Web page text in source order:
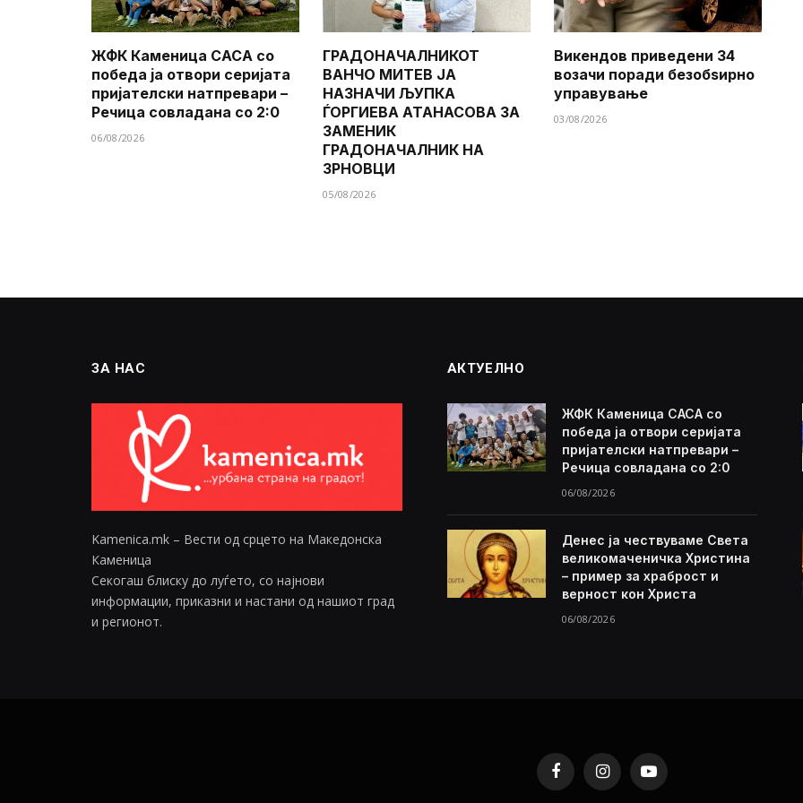
ЖФК Каменица САСА со
победа ја отвори серијата
пријателски натпревари –
Речица совладана со 2:0
06/08/2026
ГРАДОНАЧАЛНИКОТ
ВАНЧО МИТЕВ ЈА
НАЗНАЧИ ЉУПКА
ЃОРГИЕВА АТАНАСОВА ЗА
ЗАМЕНИК
ГРАДОНАЧАЛНИК НА
ЗРНОВЦИ
05/08/2026
Викендов приведени 34
возачи поради безобѕирно
управување
03/08/2026
ЗА НАС
Kamenica.mk – Вести од срцето на Македонска
Каменица
Секогаш блиску до луѓето, со најнови
информации, приказни и настани од нашиот град
и регионот.
АКТУЕЛНО
ЖФК Каменица САСА со
победа ја отвори серијата
пријателски натпревари –
Речица совладана со 2:0
06/08/2026
Денес ја чествуваме Света
великомаченичка Христина
– пример за храброст и
верност кон Христа
06/08/2026
FacebookInstagramYouTube